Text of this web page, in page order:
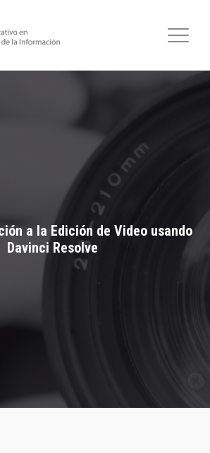
a la Edición de Video usando
Davinci Resolve